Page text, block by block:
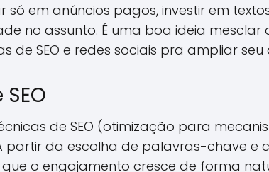
só em anúncios pagos, investir em
no assunto. É uma boa ideia mesclar
de SEO e redes sociais pra ampliar seu
de SEO (otimização para
partir da escolha de palavras-chave e
o engajamento cresce de forma